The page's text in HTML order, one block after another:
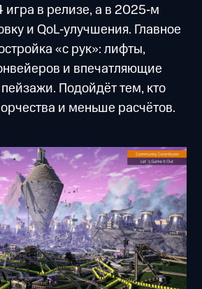
игра в релизе, а в 2025‑м
и QoL‑улучшения. Главное
«с рук»: лифты,
и впечатляющие
Подойдёт тем, кто
и меньше расчётов.